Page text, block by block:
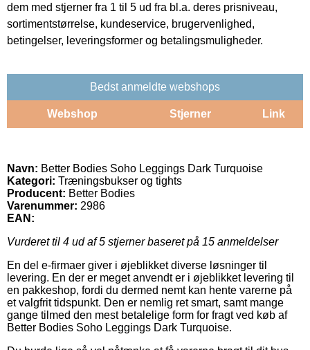
dem med stjerner fra 1 til 5 ud fra bl.a. deres prisniveau,
sortimentstørrelse, kundeservice, brugervenlighed,
betingelser, leveringsformer og betalingsmuligheder.
Bedst anmeldte webshops
Webshop Stjerner Link
Navn: Better Bodies Soho Leggings Dark Turquoise
Kategori: Træningsbukser og tights
Producent: Better Bodies
Varenummer: 2986
EAN:
Vurderet til 4 ud af 5 stjerner baseret på 15 anmeldelser
En del e-firmaer giver i øjeblikket diverse løsninger til
levering. En der er meget anvendt er i øjeblikket levering til
en pakkeshop, fordi du dermed nemt kan hente varerne på
et valgfrit tidspunkt. Den er nemlig ret smart, samt mange
gange tilmed den mest betalelige form for fragt ved køb af
Better Bodies Soho Leggings Dark Turquoise.